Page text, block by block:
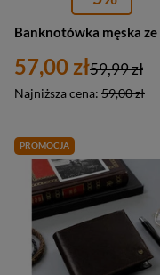
57,00 zł
Najniższa cena: 59,00 zł
59,99 zł
PROMOCJA